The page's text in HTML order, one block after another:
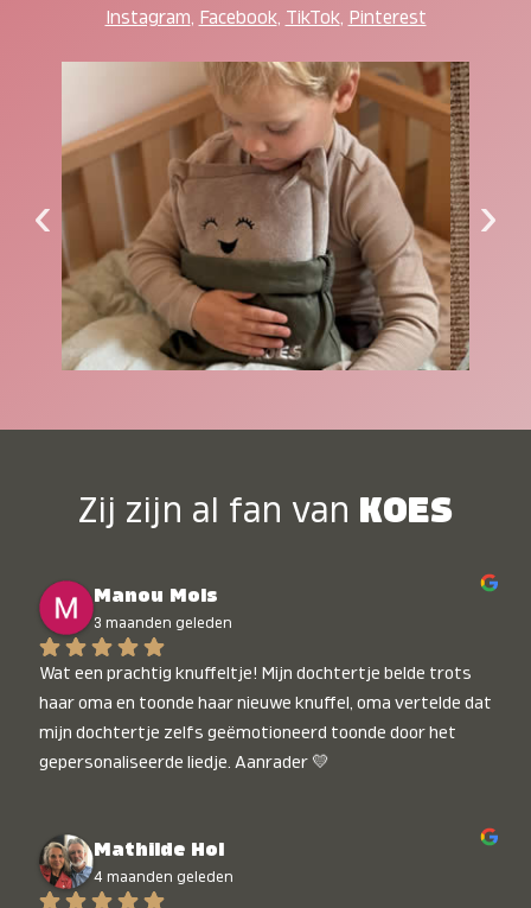
Instagram, Facebook, TikTok, Pinterest
‹ ›
Zij zijn al fan van KOES
Manou Mols
3 maanden geleden
Wat een prachtig knuffeltje! Mijn dochtertje belde trots
haar oma en toonde haar nieuwe knuffel, oma vertelde dat
mijn dochtertje zelfs geëmotioneerd toonde door het
gepersonaliseerde liedje. Aanrader 💛
Mathilde Hol
4 maanden geleden